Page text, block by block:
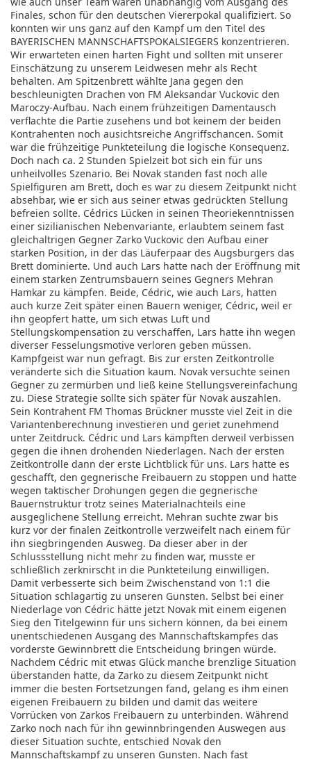
Finales, schon für den deutschen Viererpokal qualifiziert. So
konnten wir uns ganz auf den Kampf um den Titel des
BAYERISCHEN MANNSCHAFTSPOKALSIEGERS konzentrieren.
Wir erwarteten einen harten Fight und sollten mit unserer
Einschätzung zu unserem Leidwesen mehr als Recht
behalten. Am Spitzenbrett wählte Jana gegen den
beschleunigten Drachen von FM Aleksandar Vuckovic den
Maroczy-Aufbau. Nach einem frühzeitigen Damentausch
verflachte die Partie zusehens und bot keinem der beiden
Kontrahenten noch ausichtsreiche Angriffschancen. Somit
war die frühzeitige Punkteteilung die logische Konsequenz.
Doch nach ca. 2 Stunden Spielzeit bot sich ein für uns
unheilvolles Szenario. Bei Novak standen fast noch alle
Spielfiguren am Brett, doch es war zu diesem Zeitpunkt nicht
absehbar, wie er sich aus seiner etwas gedrückten Stellung
befreien sollte. Cédrics Lücken in seinen Theoriekenntnissen
einer sizilianischen Nebenvariante, erlaubtem seinem fast
gleichaltrigen Gegner Zarko Vuckovic den Aufbau einer
starken Position, in der das Läuferpaar des Augsburgers das
Brett dominierte. Und auch Lars hatte nach der Eröffnung mit
einem starken Zentrumsbauern seines Gegners Mehran
Hamkar zu kämpfen. Beide, Cédric, wie auch Lars, hatten
auch kurze Zeit später einen Bauern weniger, Cédric, weil er
ihn geopfert hatte, um sich etwas Luft und
Stellungskompensation zu verschaffen, Lars hatte ihn wegen
diverser Fesselungsmotive verloren geben müssen.
Kampfgeist war nun gefragt. Bis zur ersten Zeitkontrolle
veränderte sich die Situation kaum. Novak versuchte seinen
Gegner zu zermürben und ließ keine Stellungsvereinfachung
zu. Diese Strategie sollte sich später für Novak auszahlen.
Sein Kontrahent FM Thomas Brückner musste viel Zeit in die
Variantenberechnung investieren und geriet zunehmend
unter Zeitdruck. Cédric und Lars kämpften derweil verbissen
gegen die ihnen drohenden Niederlagen. Nach der ersten
Zeitkontrolle dann der erste Lichtblick für uns. Lars hatte es
geschafft, den gegnerische Freibauern zu stoppen und hatte
wegen taktischer Drohungen gegen die gegnerische
Bauernstruktur trotz seines Materialnachteils eine
ausgeglichene Stellung erreicht. Mehran suchte zwar bis
kurz vor der finalen Zeitkontrolle verzweifelt nach einem für
ihn siegbringenden Ausweg. Da dieser aber in der
Schlussstellung nicht mehr zu finden war, musste er
schließlich zerknirscht in die Punkteteilung einwilligen.
Damit verbesserte sich beim Zwischenstand von 1:1 die
Situation schlagartig zu unseren Gunsten. Selbst bei einer
Niederlage von Cédric hätte jetzt Novak mit einem eigenen
Sieg den Titelgewinn für uns sichern können, da bei einem
unentschiedenen Ausgang des Mannschaftskampfes das
vorderste Gewinnbrett die Entscheidung bringen würde.
Nachdem Cédric mit etwas Glück manche brenzlige Situation
überstanden hatte, da Zarko zu diesem Zeitpunkt nicht
immer die besten Fortsetzungen fand, gelang es ihm einen
eigenen Freibauern zu bilden und damit das weitere
Vorrücken von Zarkos Freibauern zu unterbinden. Während
Zarko noch nach für ihn gewinnbringenden Auswegen aus
dieser Situation suchte, entschied Novak den
Mannschaftskampf zu unseren Gunsten. Nach fast